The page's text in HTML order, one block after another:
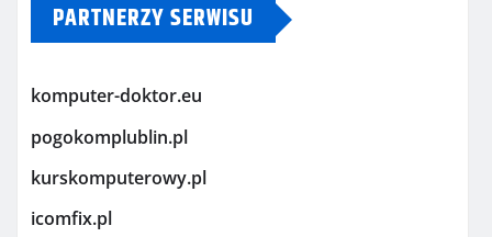
PARTNERZY SERWISU
komputer-doktor.eu
pogokomplublin.pl
kurskomputerowy.pl
icomfix.pl